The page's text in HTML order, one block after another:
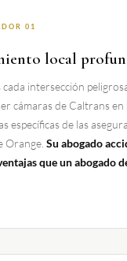
01
local
intersección
cámaras de Caltrans en
específicas de las
Orange. Su abogado
que un abogado